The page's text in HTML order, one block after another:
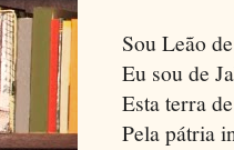
Sou Leão
Eu sou de
Esta terra
Pela pátria